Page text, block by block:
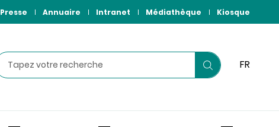
Presse Annuaire Intranet Médiathèque Kiosque
Lancer
FR